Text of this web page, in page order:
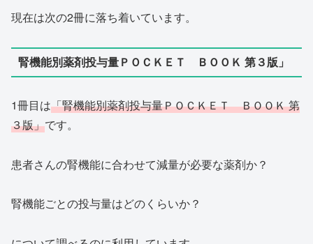
現在は次の2冊に落ち着いています。
腎機能別薬剤投与量ＰＯＣＫＥＴ ＢＯＯＫ 第３版」
1冊目は「腎機能別薬剤投与量ＰＯＣＫＥＴ ＢＯＯＫ 第
３版」です。
患者さんの腎機能に合わせて減量が必要な薬剤か？
腎機能ごとの投与量はどのくらいか？